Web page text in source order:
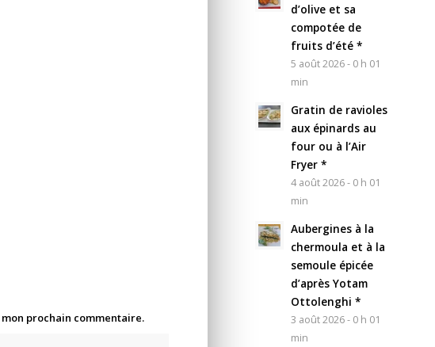
prochain commentaire.
d’olive et sa
compotée de
fruits d’été *
5 août 2026 - 0 h 01
min
Gratin de ravioles
aux épinards au
four ou à l’Air
Fryer *
4 août 2026 - 0 h 01
min
Aubergines à la
chermoula et à la
semoule épicée
d’après Yotam
Ottolenghi *
3 août 2026 - 0 h 01
min